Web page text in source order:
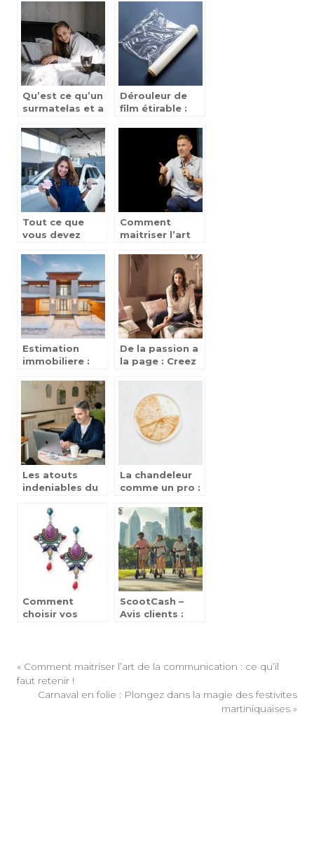
pret de
s’eteindre.
reussies
Qu’est ce qu’un
surmatelas et a
Dérouleur de
film étirable :
existants et
Tout ce que
vous devez
prêts auto
Comment
maitriser l’art
communication
: ce qu’il faut
retenir !
Estimation
immobiliere :
eviter pour ne
pas sous-
evaluer ou
surestimer
votre bien
De la passion a
la page : Creez
vos lecteurs
Les atouts
indeniables du
l’ere numerique
La chandeleur
comme un pro :
chefs pour
preparer les
meilleures
crepes
Comment
choisir vos
votre tenue
ScootCash –
Avis clients :
concurrentes
« Comment maitriser l’art de la communication : ce qu’il
faut retenir !
Carnaval en folie : Plongez dans la magie des festivites
martiniquaises »